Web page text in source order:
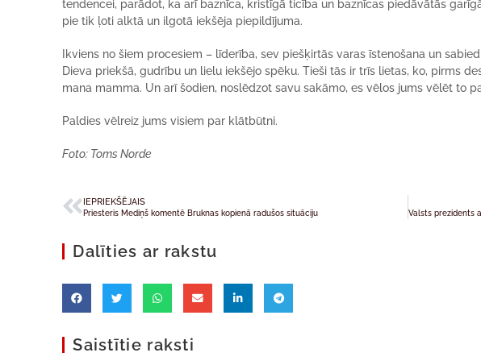
tendencei, parādot, ka arī baznīca, kristīgā ticība un baznīcas piedāvātās
pie tik ļoti alktā un ilgotā iekšēja piepildījuma.
Ikviens no šiem procesiem – līderība, sev piešķirtās varas īstenošana un
Dieva priekšā, gudrību un lielu iekšējo spēku. Tieši tās ir trīs lietas, ko, pirms
mana mamma. Un arī šodien, noslēdzot savu sakāmo, es vēlos jums vēlēt to
Paldies vēlreiz jums visiem par klātbūtni.
Foto: Toms Norde
IEPRIEKŠĒJAIS
Priesteris Mediņš komentē Bruknas kopienā radušos situāciju
Dalīties ar rakstu
Saistītie raksti